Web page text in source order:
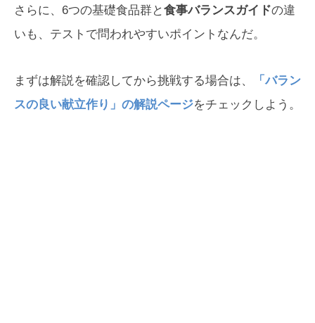
さらに、6つの基礎食品群と食事バランスガイドの違
いも、テストで問われやすいポイントなんだ。
まずは解説を確認してから挑戦する場合は、
「バラン
スの良い献立作り」の解説ページをチェックしよう。